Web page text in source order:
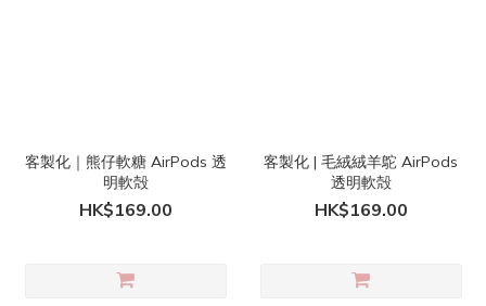
客製化｜熊仔軟糖 AirPods 透
明軟殻
HK$169.00
客製化 | 毛絨絨羊鴕 AirPods
透明軟殻
HK$169.00